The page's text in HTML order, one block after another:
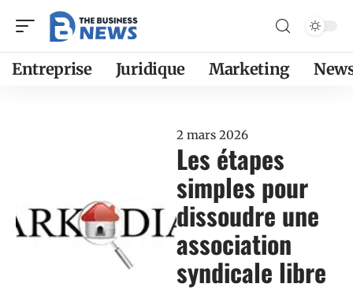
Entreprise Juridique Marketing
2 mars 2026
Les étapes
simples pour
dissoudre une
association
syndicale libre